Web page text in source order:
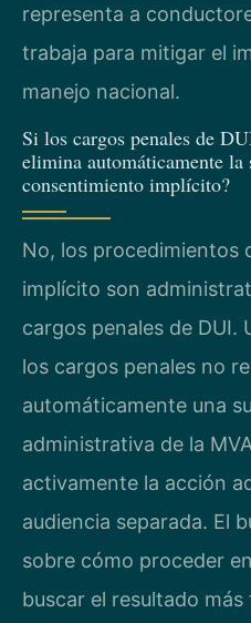
representa a
trabaja para mitigar el
manejo nacional.
Si los cargos penales de
elimina automáticamente la
consentimiento implícito?
No, los procedimientos
implícito son
cargos penales de DUI.
los cargos penales no
automáticamente una
administrativa de la
activamente la acción
audiencia separada. El
sobre cómo proceder
buscar el resultado más